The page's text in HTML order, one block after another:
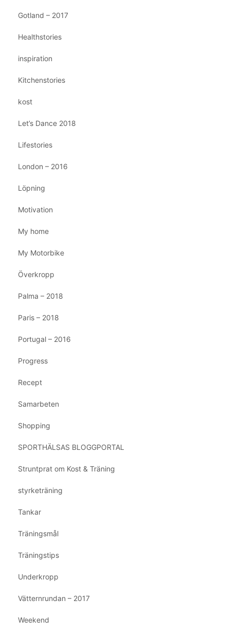
Gotland – 2017
Healthstories
inspiration
Kitchenstories
kost
Let’s Dance 2018
Lifestories
London – 2016
Löpning
Motivation
My home
My Motorbike
Överkropp
Palma – 2018
Paris – 2018
Portugal – 2016
Progress
Recept
Samarbeten
Shopping
SPORTHÄLSAS BLOGGPORTAL
Struntprat om Kost & Träning
styrketräning
Tankar
Träningsmål
Träningstips
Underkropp
Vätternrundan – 2017
Weekend